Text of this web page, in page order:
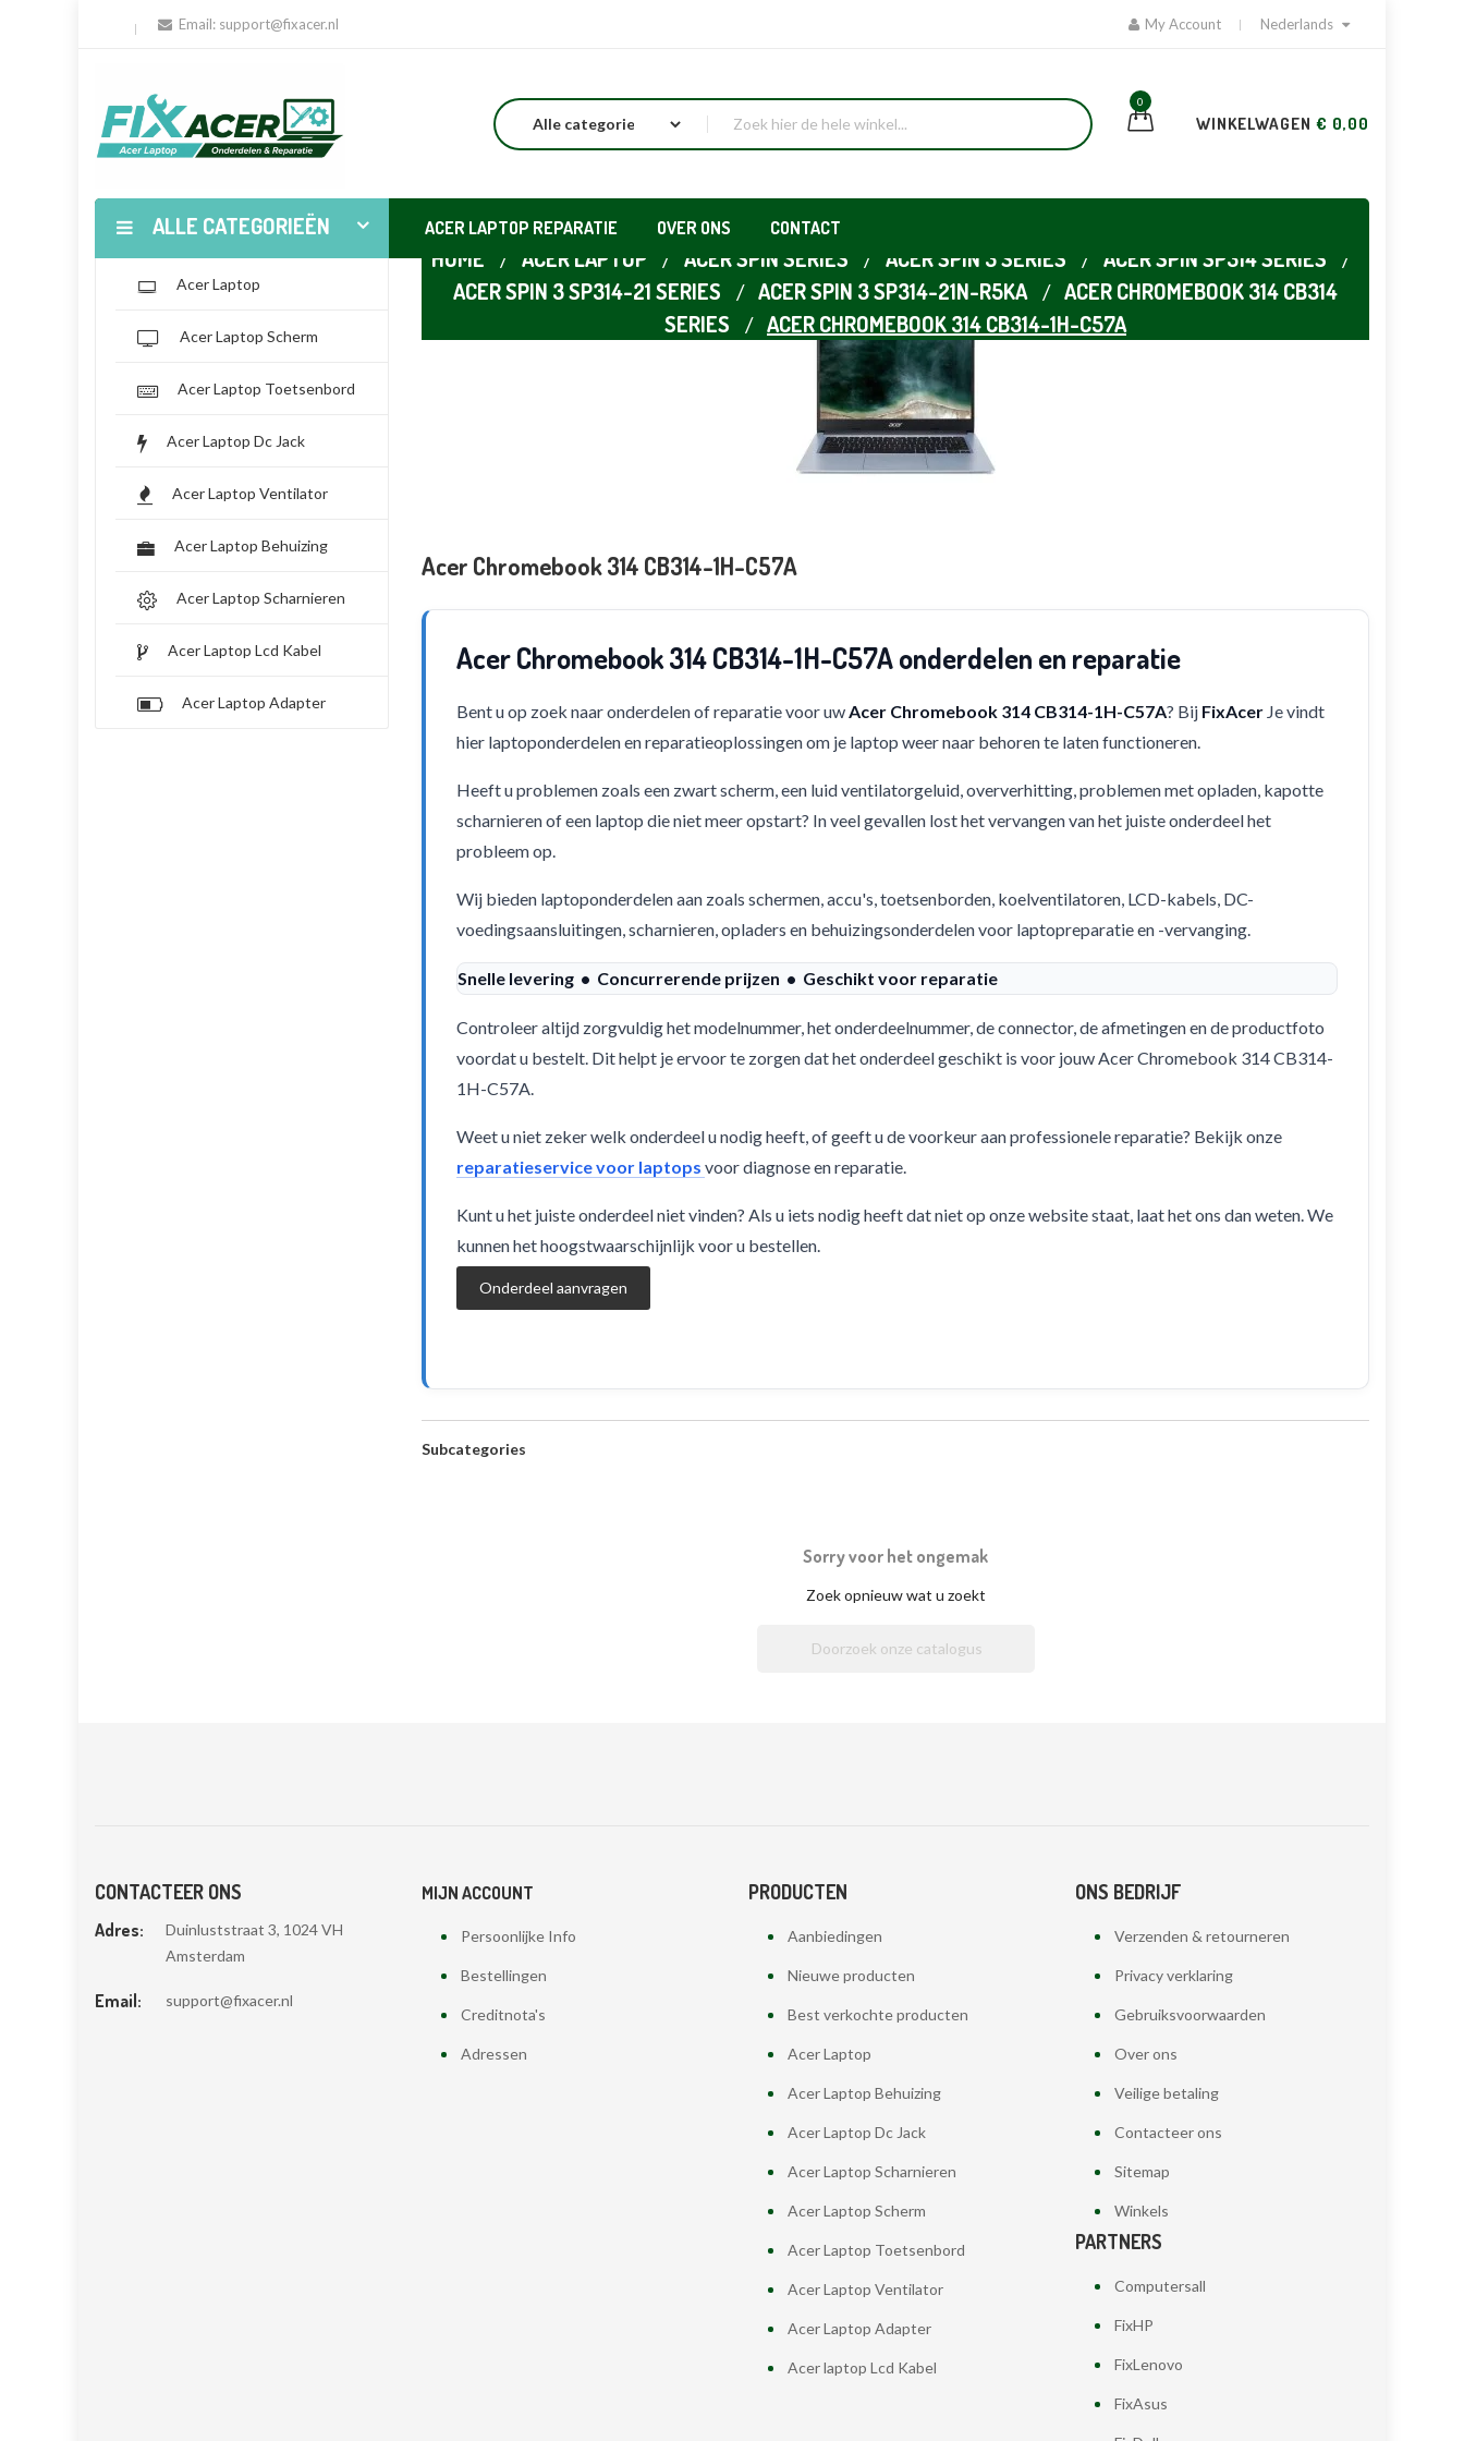
Email: support@fixacer.nl My Account Nederlands
0
WINKELWAGEN € 0,00
ALLE CATEGORIEËN ACER LAPTOP REPARATIE OVER ONS CONTACT
Acer Laptop
Acer Laptop Scherm
Acer Laptop Toetsenbord
Acer Laptop Dc Jack
Acer Laptop Ventilator
Acer Laptop Behuizing
Acer Laptop Scharnieren
Acer Laptop Lcd Kabel
Acer Laptop Adapter
HOME ACER LAPTOP ACER SPIN SERIES ACER SPIN 3 SERIES
ACER SPIN SP314 SERIES
ACER SPIN 3 SP314-21 SERIES
ACER SPIN 3 SP314-21N-R5KA
ACER CHROMEBOOK 314 CB314
SERIES
ACER CHROMEBOOK 314 CB314-1H-C57A
Acer Chromebook 314 CB314-1H-C57A
Acer Chromebook 314 CB314-1H-C57A onderdelen en reparatie
Bent u op zoek naar onderdelen of reparatie voor uwAcer Chromebook 314 CB314-1H-C57A? Bij FixAcer Je vindt
hier laptoponderdelen en reparatieoplossingen om je laptop weer naar behoren te laten functioneren.
Heeft u problemen zoals een zwart scherm, een luid ventilatorgeluid, oververhitting, problemen met opladen, kapotte
scharnieren of een laptop die niet meer opstart? In veel gevallen lost het vervangen van het juiste onderdeel het
probleem op.
Wij bieden laptoponderdelen aan zoals schermen, accu's, toetsenborden, koelventilatoren, LCD-kabels, DC-
voedingsaansluitingen, scharnieren, opladers en behuizingsonderdelen voor laptopreparatie en -vervanging.
Snelle levering • Concurrerende prijzen • Geschikt voor reparatie
Controleer altijd zorgvuldig het modelnummer, het onderdeelnummer, de connector, de afmetingen en de productfoto
voordat u bestelt. Dit helpt je ervoor te zorgen dat het onderdeel geschikt is voor jouw Acer Chromebook 314 CB314-
1H-C57A.
Weet u niet zeker welk onderdeel u nodig heeft, of geeft u de voorkeur aan professionele reparatie? Bekijk onze
reparatieservice voor laptops voor diagnose en reparatie.
Kunt u het juiste onderdeel niet vinden? Als u iets nodig heeft dat niet op onze website staat, laat het ons dan weten. We
kunnen het hoogstwaarschijnlijk voor u bestellen.
Onderdeel aanvragen
Subcategories
Sorry voor het ongemak
Zoek opnieuw wat u zoekt
CONTACTEER ONS
Adres:
Duinluststraat 3, 1024 VH
Amsterdam
Email: support@fixacer.nl
MIJN ACCOUNT
Persoonlijke Info
Bestellingen
Creditnota's
Adressen
PRODUCTEN
Aanbiedingen
Nieuwe producten
Best verkochte producten
Acer Laptop
Acer Laptop Behuizing
Acer Laptop Dc Jack
Acer Laptop Scharnieren
Acer Laptop Scherm
Acer Laptop Toetsenbord
Acer Laptop Ventilator
Acer Laptop Adapter
Acer laptop Lcd Kabel
ONS BEDRIJF
Verzenden & retourneren
Privacy verklaring
Gebruiksvoorwaarden
Over ons
Veilige betaling
Contacteer ons
Sitemap
Winkels
PARTNERS
Computersall
FixHP
FixLenovo
FixAsus